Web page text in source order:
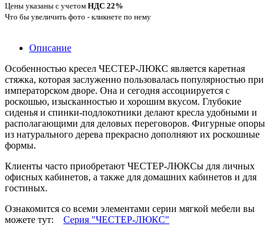
Цены указаны с учетом НДС 22%
Что бы увеличить фото - кликнете по нему
Описание
Особенностью кресел ЧЕСТЕР-ЛЮКС является каретная
стяжка, которая заслуженно пользовалась популярностью при
императорском дворе. Она и сегодня ассоциируется с
роскошью, изысканностью и хорошим вкусом. Глубокие
сиденья и спинки-подлокотники делают кресла удобными и
располагающими для деловых переговоров. Фигурные опоры
из натурального дерева прекрасно дополняют их роскошные
формы.
Клиенты часто приобретают ЧЕСТЕР-ЛЮКСы для личных
офисных кабинетов, а также для домашних кабинетов и для
гостиных.
Ознакомится со всеми элементами серии мягкой мебели вы
можете тут:
Серия "ЧЕСТЕР-ЛЮКС"